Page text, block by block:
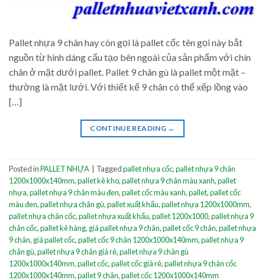
Pallet nhựa 9 chân hay còn gọi là pallet cốc tên gọi này bắt
nguồn từ hình dáng cấu tạo bên ngoài của sản phẩm với chín
chân ở mặt dưới pallet. Pallet 9 chân gù là pallet một mặt –
thường là mặt lưới. Với thiết kế 9 chân có thể xếp lồng vào
[…]
CONTINUE READING →
Posted inPALLET NHỰA Taggedpallet nhựa cốc,pallet nhựa 9 chân
1200x1000x140mm,pallet kê kho,pallet nhựa 9 chân màu xanh,pallet
nhựa,pallet nhựa 9 chân màu đen,pallet cốc màu xanh,pallet,pallet cốc
màu đen,pallet nhựa chân gù,pallet xuất khẩu,pallet nhựa 1200x1000mm,
pallet nhựa chân cốc,pallet nhựa xuất khẩu,pallet 1200x1000,pallet nhựa 9
chân cốc,pallet kê hàng, giá pallet nhựa 9 chân,pallet cốc 9 chân,pallet nhựa
9 chân, giá pallet cốc,pallet cốc 9 chân 1200x1000x140mm,pallet nhựa 9
chân gù,pallet nhựa 9 chân giá rẻ,pallet nhựa 9 chân gù
1200x1000x140mm,pallet cốc,pallet cốc giá rẻ,pallet nhựa 9 chân cốc
1200x1000x140mm,pallet 9 chân,pallet cốc 1200x1000x140mm